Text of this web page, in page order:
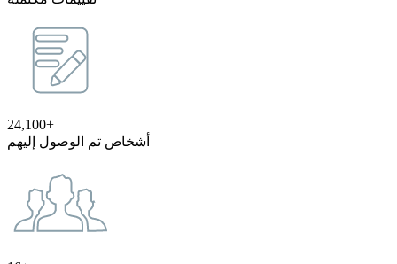
24,100+
أشخاص تم الوصول إليهم